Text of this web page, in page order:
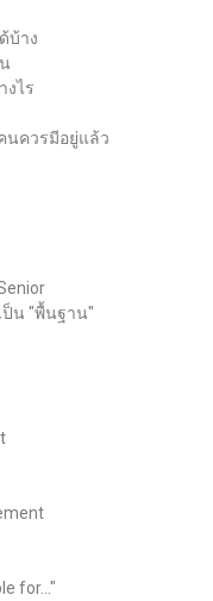
บ้าง
งไร
นควรมีอยู่แล้ว
ป็น "พื้นฐาน"
for..."